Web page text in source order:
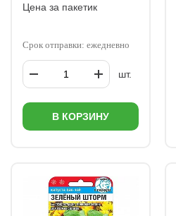
Цена за пакетик
Срок отправки: ежедневно
шт.
В КОРЗИНУ